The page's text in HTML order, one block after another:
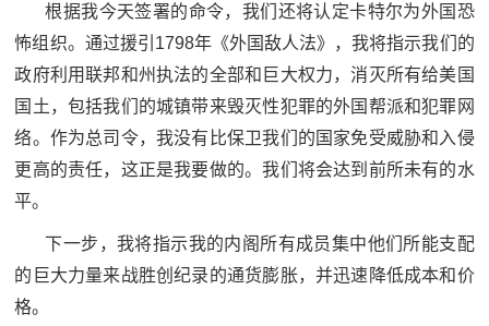
根据我今天签署的命令，我们还将认定卡特尔为外国恐
怖组织。通过援引1798年《外国敌人法》，我将指示我们的
政府利用联邦和州执法的全部和巨大权力，消灭所有给美国
国土，包括我们的城镇带来毁灭性犯罪的外国帮派和犯罪网
络。作为总司令，我没有比保卫我们的国家免受威胁和入侵
更高的责任，这正是我要做的。我们将会达到前所未有的水
平。
下一步，我将指示我的内阁所有成员集中他们所能支配
的巨大力量来战胜创纪录的通货膨胀，并迅速降低成本和价
格。